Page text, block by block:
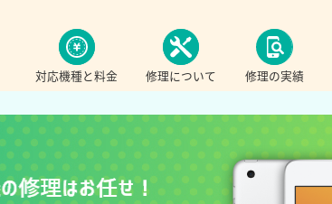
対応機種と料金 修理について 修理の実績